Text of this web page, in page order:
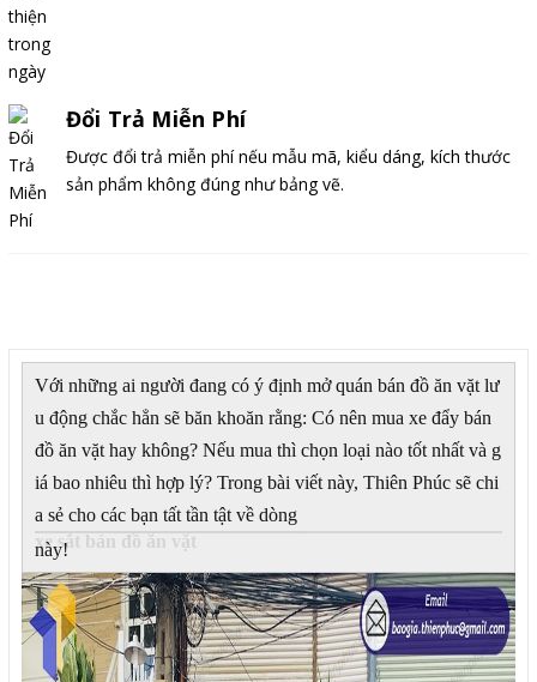
Đổi Trả Miễn Phí
Được đổi trả miễn phí nếu mẫu mã, kiểu dáng, kích thước
sản phẩm không đúng như bảng vẽ.
Với những ai người đang có ý định mở quán bán đồ ăn vặt lư
u động chắc hẳn sẽ băn khoăn rằng: Có nên mua xe đẩy bán
đồ ăn vặt hay không? Nếu mua thì chọn loại nào tốt nhất và g
iá bao nhiêu thì hợp lý? Trong bài viết này, Thiên Phúc sẽ chi
a sẻ cho các bạn tất tần tật về dòng
xe sắt bán đồ ăn vặt
này!